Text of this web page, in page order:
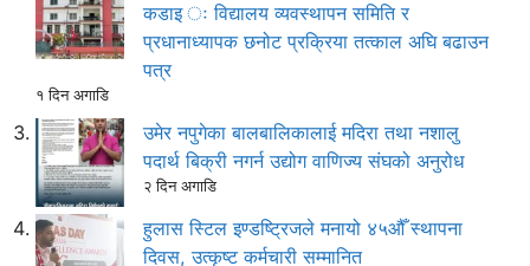
कडाइ ः विद्यालय व्यवस्थापन समिति र
प्रधानाध्यापक छनोट प्रक्रिया तत्काल अघि बढाउन
पत्र
१ दिन अगाडि
उमेर नपुगेका बालबालिकालाई मदिरा तथा नशालु
पदार्थ बिक्री नगर्न उद्योग वाणिज्य संघको अनुरोध
२ दिन अगाडि
हुलास स्टिल इण्डष्ट्रिजले मनायो ४५औँ स्थापना
दिवस, उत्कृष्ट कर्मचारी सम्मानित